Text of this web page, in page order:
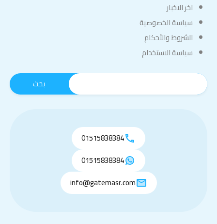
اخر الاخبار
سياسة الخصوصية
الشروط والأحكام
سياسة الاستخدام
01515838384
01515838384
info@gatemasr.com